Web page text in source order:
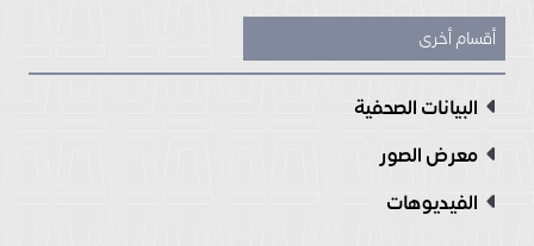
أقسام أخرى
البيانات الصحفية
معرض الصور
الفيديوهات